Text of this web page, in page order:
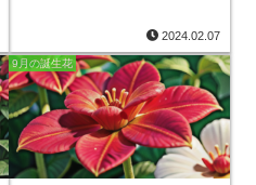
2024.02.07
9月の誕生花